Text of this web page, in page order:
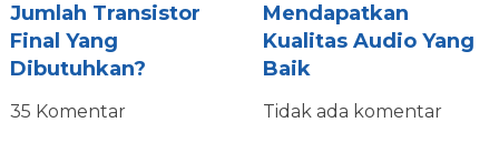
Jumlah Transistor
Final Yang
Dibutuhkan?
35 Komentar
Mendapatkan
Kualitas Audio Yang
Baik
Tidak ada komentar